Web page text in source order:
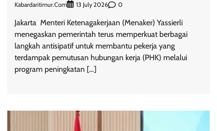
Kabardaritimur.com 13 July 2026 0
Jakarta  Menteri Ketenagakerjaan (Menaker) Yassierli
menegaskan pemerintah terus memperkuat berbagai
langkah antisipatif untuk membantu pekerja yang
terdampak pemutusan hubungan kerja (PHK) melalui
program peningkatan […]